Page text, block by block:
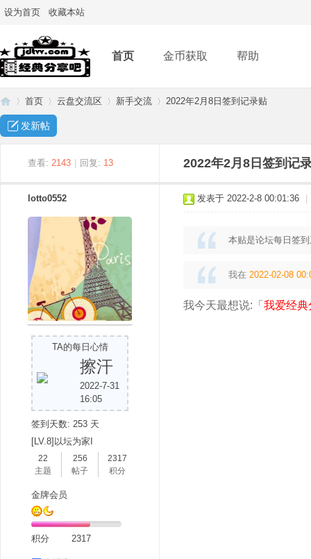
设为首页 收藏本站
首页 金币获取 帮助
首页
›
云盘交流区
›
新手交流 2022年2月8日签到记录贴
发新帖
查看: 2143 回复: 13 2022年2月8日签到记
lotto0552
TA的每日心情
擦汗
2022-7-31
16:05
签到天数: 253 天
[LV.8]以坛为家I
22
主题
256
帖子
2317
积分
金牌会员
积分 2317
发表于 2022-2-8 00:01:36
本贴是论坛每日签
我在 2022-02-08
我今天最想说:「 我爱经典